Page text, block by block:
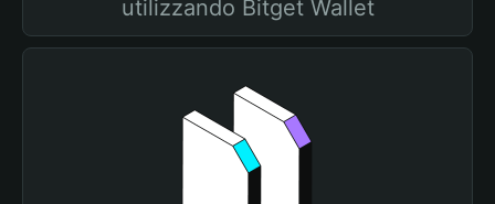
utilizzando Bitget Wallet